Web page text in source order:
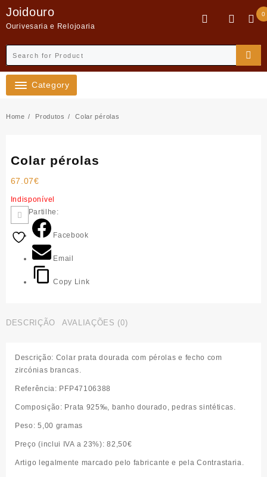
content
Joidouro
Ourivesaria e Relojoaria
0
Category
Home Produtos Colar pérolas
Colar pérolas
67.07€
Indisponível
Partilhe:
Facebook
Email
Copy Link
DESCRIÇÃO AVALIAÇÕES (0)
Descrição: Colar prata dourada com pérolas e fecho com
zircónias brancas.
Referência: PFP47106388
Composição : Prata 925‰, banho dourado, pedras sintéticas.
Peso: 5,00 gramas
Preço (inclui IVA a 23%):82,50€
Artigo legalmente marcado pelo fabricante e pela Contrastaria.